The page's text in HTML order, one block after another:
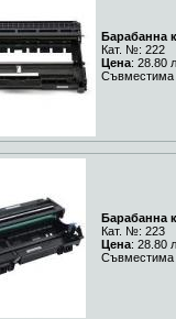
Барабанна
Кат. №: 222
Цена: 28.80
Съвместима
Барабанна
Кат. №: 223
Цена: 28.80
Съвместима